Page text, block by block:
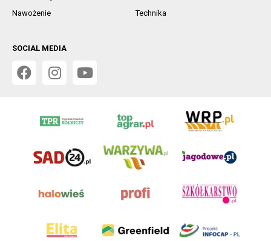
Nawożenie
Technika
SOCIAL MEDIA